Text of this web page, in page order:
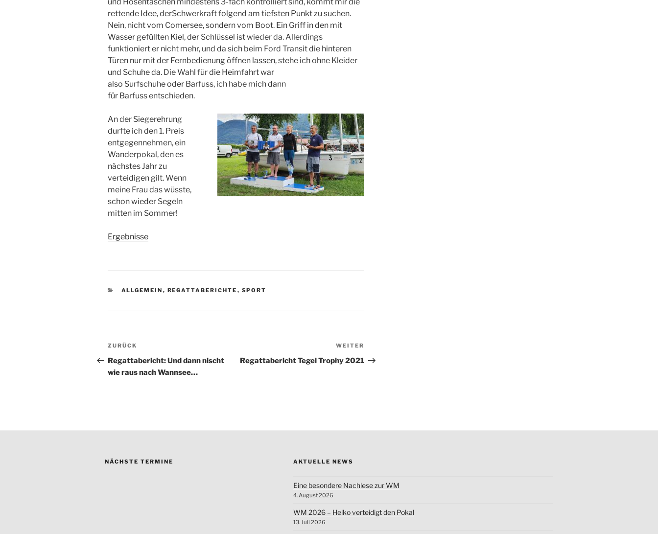
rettende Idee, derSchwerkraft folgend am tiefsten Punkt zu suchen.
Nein, nicht vom Comersee, sondern vom Boot. Ein Griff in den mit
Wasser gefüllten Kiel, der Schlüssel ist wieder da. Allerdings
funktioniert er nicht mehr, und da sich beim Ford Transit die hinteren
Türen nur mit der Fernbedienung öffnen lassen, stehe ich ohne Kleider
und Schuhe da. Die Wahl für die Heimfahrt war
also Surfschuhe oder Barfuss, ich habe mich dann
für Barfuss entschieden.
An der Siegerehrung
durfte ich den 1. Preis
entgegennehmen, ein
Wanderpokal, den es
nächstes Jahr zu
verteidigen gilt. Wenn
meine Frau das wüsste,
schon wieder Segeln
mitten im Sommer!
Ergebnisse
KATEGORIEN
ALLGEMEIN , REGATTABERICHTE , SPORT
Beitragsnavigation
Vorheriger
Beitrag
ZURÜCK
Regattabericht: Und dann nischt
wie raus nach Wannsee…
Beitrag
WEITER
Regattabericht Tegel Trophy 2021
NÄCHSTE TERMINE AKTUELLE NEWS
Eine besondere Nachlese zur WM
4. August 2026
WM 2026 – Heiko verteidigt den Pokal
13. Juli 2026